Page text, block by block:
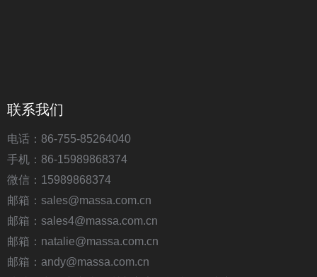
联系我们
电话：86-755-85264040
手机：86-15989868374
微信：15989868374
邮箱：sales@massa.com.cn
邮箱：sales4@massa.com.cn
邮箱：natalie@massa.com.cn
邮箱：andy@massa.com.cn